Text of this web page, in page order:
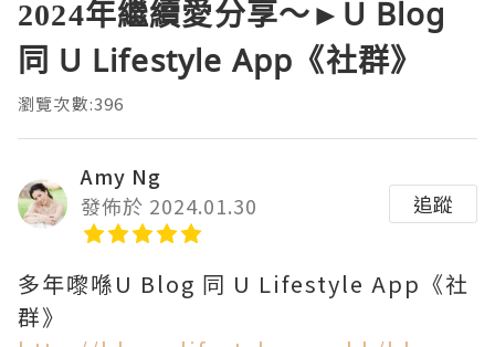
2024年繼續愛分享～►U Blog
同 U Lifestyle App《社群》
瀏覽次數:396
Amy Ng
發佈於 2024.01.30
追蹤
多年嚟喺U Blog 同 U Lifestyle App《社
群》